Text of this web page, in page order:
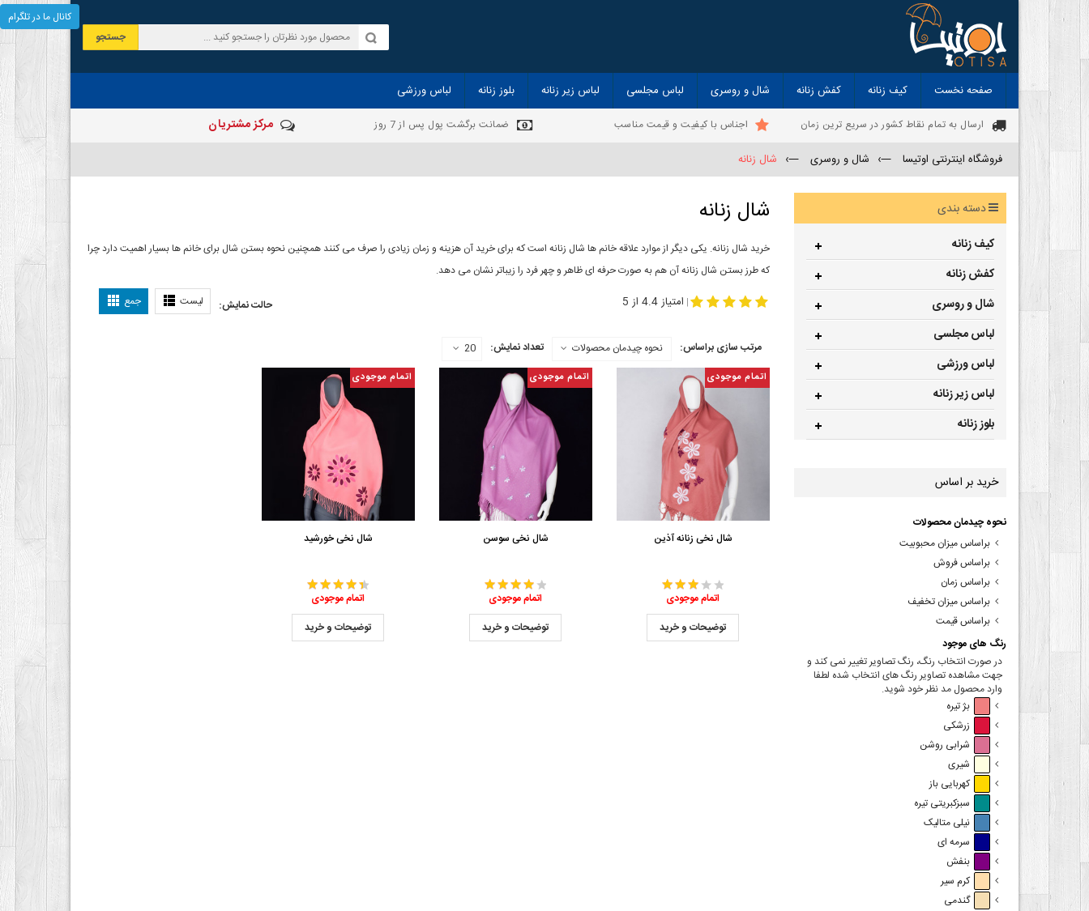
جستجو
صفحه نخست کیف زنانه کفش زنانه شال و روسری لباس مجلسی لباس زیر زنانه بلوز زنانه لباس ورزشی
ارسال به تمام نقاط کشور در سریع ترین زمان اجناس با کیفیت و قیمت مناسب ضمانت برگشت پول پس از 7 روز مرکز مشتریان
فروشگاه اینترنتی اوتیسا —› شال و روسری —› شال زنانه
شال زنانه
خرید شال زنانه. یکی دیگر از موارد علاقه خانم ها شال زنانه است که برای خرید آن هزینه و زمان زیادی را صرف می کنند همچنین نحوه بستن شال برای خانم ها بسیار اهمیت دارد چرا
که طرز بستن شال زنانه آن هم به صورت حرفه ای ظاهر و چهر فرد را زیباتر نشان می دهد.
حالت نمایش: لیست جمع | امتیاز 4.4 از 5
مرتب سازی براساس: نحوه چیدمان محصولات تعداد نمایش: 20
اتمام موجودی
شال نخی زنانه آذین
اتمام موجودی
توضیحات و خرید
اتمام موجودی
شال نخی سوسن
اتمام موجودی
توضیحات و خرید
اتمام موجودی
شال نخی خورشید
اتمام موجودی
توضیحات و خرید
دسته بندی
کیف زنانه
کفش زنانه
شال و روسری
لباس مجلسی
لباس ورزشی
لباس زیر زنانه
بلوز زنانه
خرید بر اساس
نحوه چیدمان محصولات
براساس میزان محبوبیت
براساس فروش
براساس زمان
براساس میزان تخفیف
براساس قیمت
رنگ های موجود
در صورت انتخاب رنگ، رنگ تصاویر تغییر نمی کند و
جهت مشاهده تصاویر رنگ های انتخاب شده لطفا
وارد محصول مد نظر خود شوید.
بژ تیره
زرشکی
شرابی روشن
شیری
کهربایی باز
سبزکبریتی تیره
نیلی متالیک
سرمه ای
بنفش
کرم سیر
گندمی
کانال ما در تلگرام